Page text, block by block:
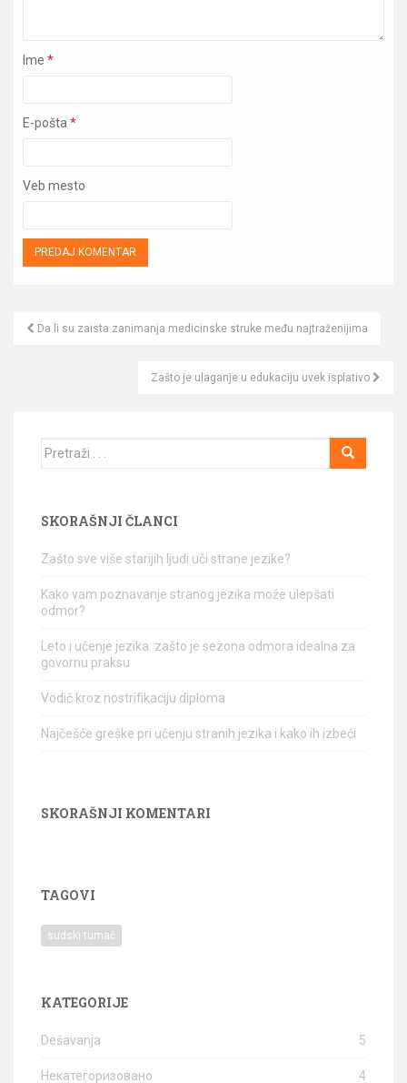
Ime *
E-pošta *
Veb mesto
Kretanje članka
Da li su zaista zanimanja medicinske struke među najtraženijima
Zašto je ulaganje u edukaciju uvek isplativo
Traži
SKORAŠNJI ČLANCI
Zašto sve više starijih ljudi uči strane jezike?
Kako vam poznavanje stranog jezika može ulepšati
odmor?
Leto i učenje jezika: zašto je sezona odmora idealna za
govornu praksu
Vodič kroz nostrifikaciju diploma
Najčešće greške pri učenju stranih jezika i kako ih izbeći
SKORAŠNJI KOMENTARI
TAGOVI
sudski tumač
KATEGORIJE
Dešavanja 5
Некатегоризовано 4